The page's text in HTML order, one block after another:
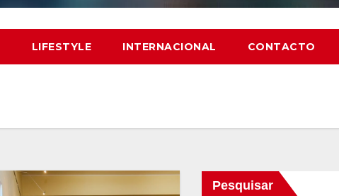
LIFESTYLE INTERNACIONAL CONTACTO
Pesquisar